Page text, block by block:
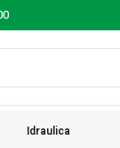
Idraulica